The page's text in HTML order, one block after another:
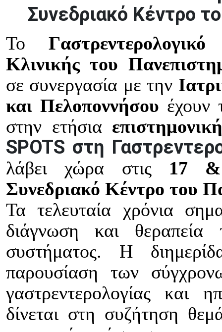
Συνεδριακό Κέντρο
Το
Κλινικής του
σε συνεργασία με την
και Πελοποννήσου έχουν
στην ετήσια
SPOTS στη
λάβει χώρα στις 17 &
Συνεδριακό Κέντρο του
Τα τελευταία χρόνια
διάγνωση και
συστήματος. Η
παρουσίαση των
γαστρεντερολογίας και
δίνεται στη συζήτηση